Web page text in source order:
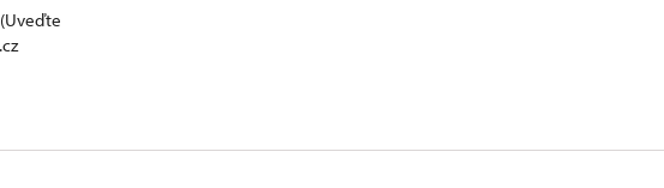
(Uveďte